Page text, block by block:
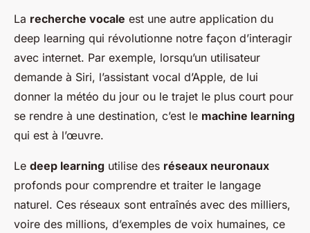
La recherche vocale est une autre application du
deep learning qui révolutionne notre façon d’interagir
avec internet. Par exemple, lorsqu’un utilisateur
demande à Siri, l’assistant vocal d’Apple, de lui
donner la météo du jour ou le trajet le plus court pour
se rendre à une destination, c’est le machine learning
qui est à l’œuvre.
Le deep learning utilise des réseaux neuronaux
profonds pour comprendre et traiter le langage
naturel. Ces réseaux sont entraînés avec des milliers,
voire des millions, d’exemples de voix humaines, ce